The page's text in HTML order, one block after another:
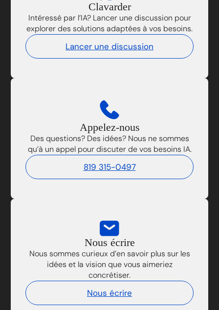
Clavarder
Intéressé par l’IA? Lancer une discussion pour
explorer des solutions adaptées à vos besoins.
Lancer une discussion
Appelez-nous
Des questions? Des idées? Nous ne sommes
qu’à un appel pour discuter de vos besoins IA.
819 315-0497
Nous écrire
Nous sommes curieux d’en savoir plus sur les
idées et la vision que vous aimeriez
concrétiser.
Nous écrire